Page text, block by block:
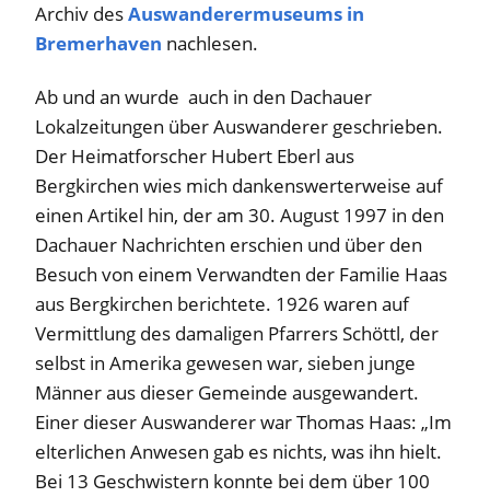
Archiv desAuswanderermuseums in
Bremerhaven nachlesen.
Ab und an wurde auch in den Dachauer
Lokalzeitungen über Auswanderer geschrieben.
Der Heimatforscher Hubert Eberl aus
Bergkirchen wies mich dankenswerterweise auf
einen Artikel hin, der am 30. August 1997 in den
Dachauer Nachrichten erschien und über den
Besuch von einem Verwandten der Familie Haas
aus Bergkirchen berichtete. 1926 waren auf
Vermittlung des damaligen Pfarrers Schöttl, der
selbst in Amerika gewesen war, sieben junge
Männer aus dieser Gemeinde ausgewandert.
Einer dieser Auswanderer war Thomas Haas: „Im
elterlichen Anwesen gab es nichts, was ihn hielt.
Bei 13 Geschwistern konnte bei dem über 100